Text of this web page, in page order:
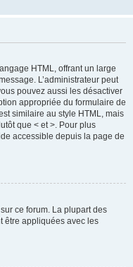
HTML, offrant un large
L’administrateur peut
pouvez aussi les désactiver
appropriée du formulaire de
similaire au style HTML, mais
que < et >. Pour plus
accessible depuis la page de
ce forum. La plupart des
être appliquées avec les